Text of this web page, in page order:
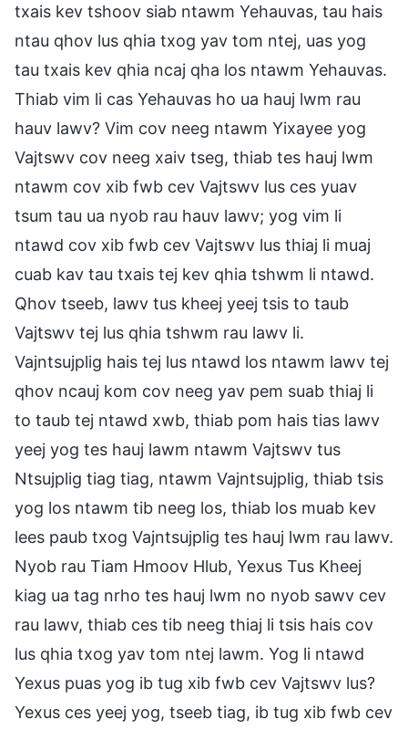
txais kev tshoov siab ntawm Yehauvas, tau hais
ntau qhov lus qhia txog yav tom ntej, uas yog
tau txais kev qhia ncaj qha los ntawm Yehauvas.
Thiab vim li cas Yehauvas ho ua hauj lwm rau
hauv lawv? Vim cov neeg ntawm Yixayee yog
Vajtswv cov neeg xaiv tseg, thiab tes hauj lwm
ntawm cov xib fwb cev Vajtswv lus ces yuav
tsum tau ua nyob rau hauv lawv; yog vim li
ntawd cov xib fwb cev Vajtswv lus thiaj li muaj
cuab kav tau txais tej kev qhia tshwm li ntawd.
Qhov tseeb, lawv tus kheej yeej tsis to taub
Vajtswv tej lus qhia tshwm rau lawv li.
Vajntsujplig hais tej lus ntawd los ntawm lawv tej
qhov ncauj kom cov neeg yav pem suab thiaj li
to taub tej ntawd xwb, thiab pom hais tias lawv
yeej yog tes hauj lawm ntawm Vajtswv tus
Ntsujplig tiag tiag, ntawm Vajntsujplig, thiab tsis
yog los ntawm tib neeg los, thiab los muab kev
lees paub txog Vajntsujplig tes hauj lwm rau lawv.
Nyob rau Tiam Hmoov Hlub, Yexus Tus Kheej
kiag ua tag nrho tes hauj lwm no nyob sawv cev
rau lawv, thiab ces tib neeg thiaj li tsis hais cov
lus qhia txog yav tom ntej lawm. Yog li ntawd
Yexus puas yog ib tug xib fwb cev Vajtswv lus?
Yexus ces yeej yog, tseeb tiag, ib tug xib fwb cev